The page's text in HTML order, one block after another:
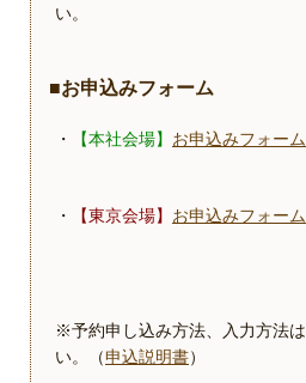
い。
■お申込みフォーム
・ 【本社会場】 お申込みフォーム
・ 【東京会場】 お申込みフォーム
※予約申し込み方法、入力方法
い。（申込説明書）